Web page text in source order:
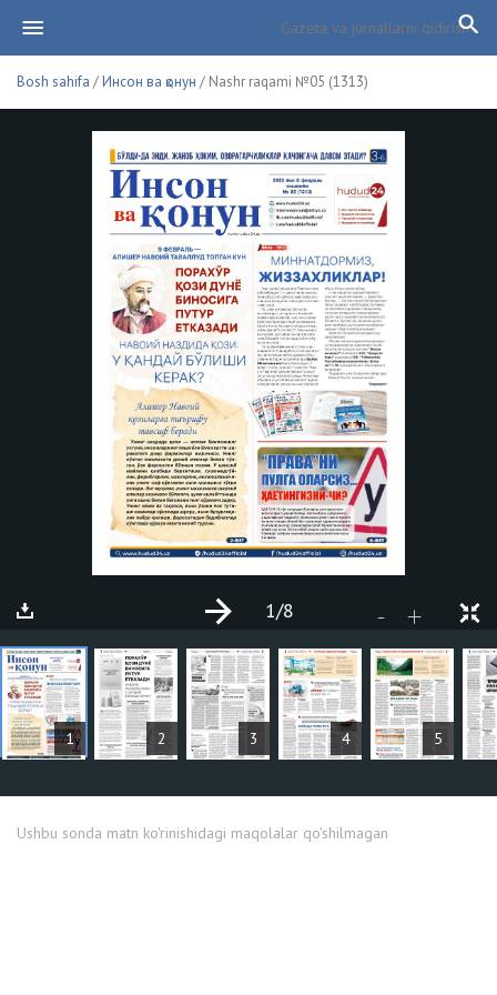
Bosh sahifa /Инсон ва қонун / Nashr raqami №05 (1313)
1 2 3 4 5
- +
1/8
MAQOLALAR
Ushbu sonda matn ko'rinishidagi maqolalar qo'shilmagan